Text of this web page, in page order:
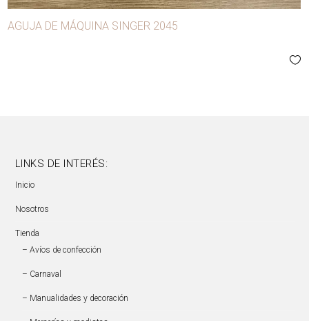
AGUJA DE MÁQUINA SINGER 2045
LINKS DE INTERÉS:
Inicio
Nosotros
Tienda
– Avíos de confección
– Carnaval
– Manualidades y decoración